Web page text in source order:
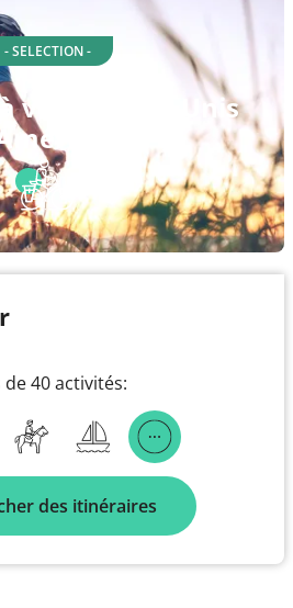
- SELECTION -
vélo à États-Unis
40 activités:
des itinéraires